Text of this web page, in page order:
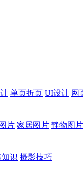
单页折页 UI设计 网
片 家居图片 静物图片
识 摄影技巧